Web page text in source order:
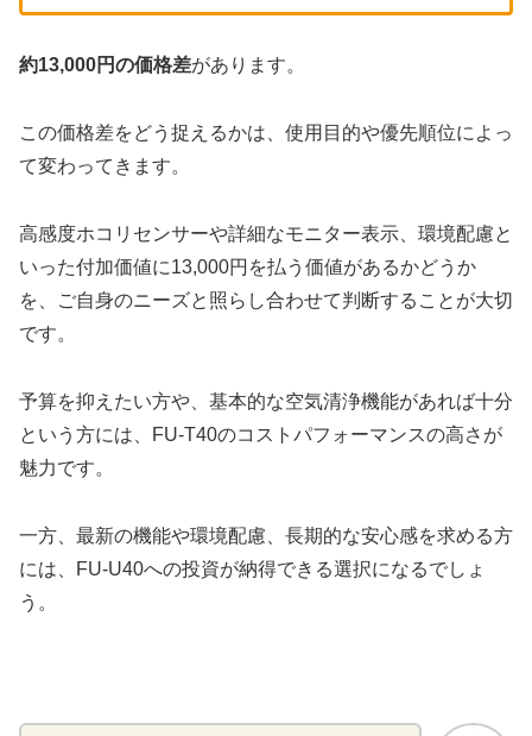
約13,000円の価格差があります。
この価格差をどう捉えるかは、使用目的や優先順位によっ
て変わってきます。
高感度ホコリセンサーや詳細なモニター表示、環境配慮と
いった付加価値に13,000円を払う価値があるかどうか
を、ご自身のニーズと照らし合わせて判断することが大切
です。
予算を抑えたい方や、基本的な空気清浄機能があれば十分
という方には、FU-T40のコストパフォーマンスの高さが
魅力です。
一方、最新の機能や環境配慮、長期的な安心感を求める方
には、FU-U40への投資が納得できる選択になるでしょ
う。